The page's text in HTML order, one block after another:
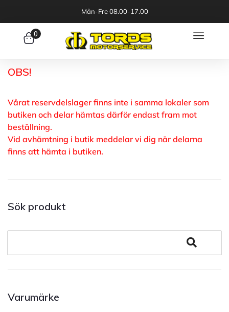
Mån-Fre 08.00-17.00
0
OBS!
Vårat reservdelslager finns inte i samma lokaler som
butiken och delar hämtas därför endast fram mot
beställning.
Vid avhämtning i butik meddelar vi dig när delarna
finns att hämta i butiken.
Sök produkt
Varumärke